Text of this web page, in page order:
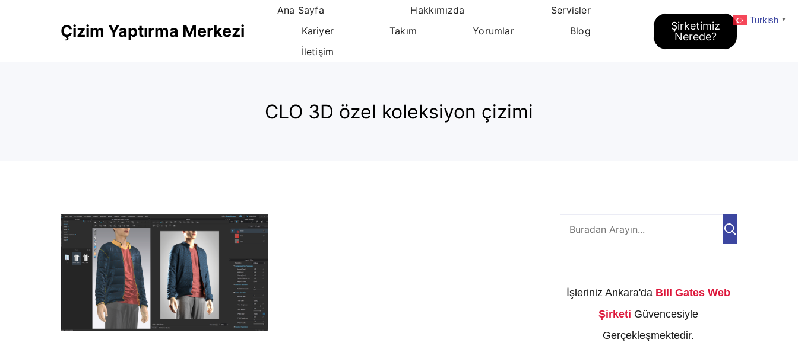
Çizim Yaptırma Merkezi
Ana Sayfa Hakkımızda
Servisler
Kariyer
Takım Yorumlar
Blog
İletişim
Şirketimiz
Nerede?
CLO 3D özel koleksiyon çizimi
İşleriniz Ankara'da Bill Gates Web
Şirketi Güvencesiyle
Gerçekleşmektedir.
Turkish ▼